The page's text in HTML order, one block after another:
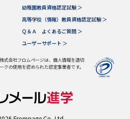
幼稚園教員資格認定試験 ＞
高等学校（情報）教員資格認定試験 ＞
Ｑ＆Ａ よくあるご質問 ＞
ユーザーサポート ＞
式会社フロムページは、個人情報を適切
の使用を認められた認定事業者です。